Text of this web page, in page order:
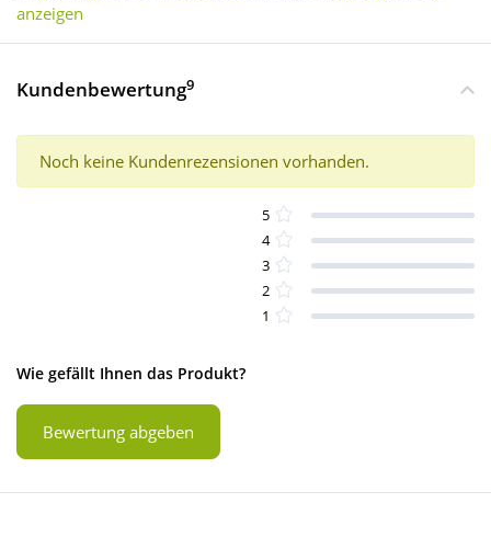
anzeigen
Kundenbewertung9
Noch keine Kundenrezensionen vorhanden.
5
4
3
2
1
Wie gefällt Ihnen das Produkt?
Bewertung abgeben